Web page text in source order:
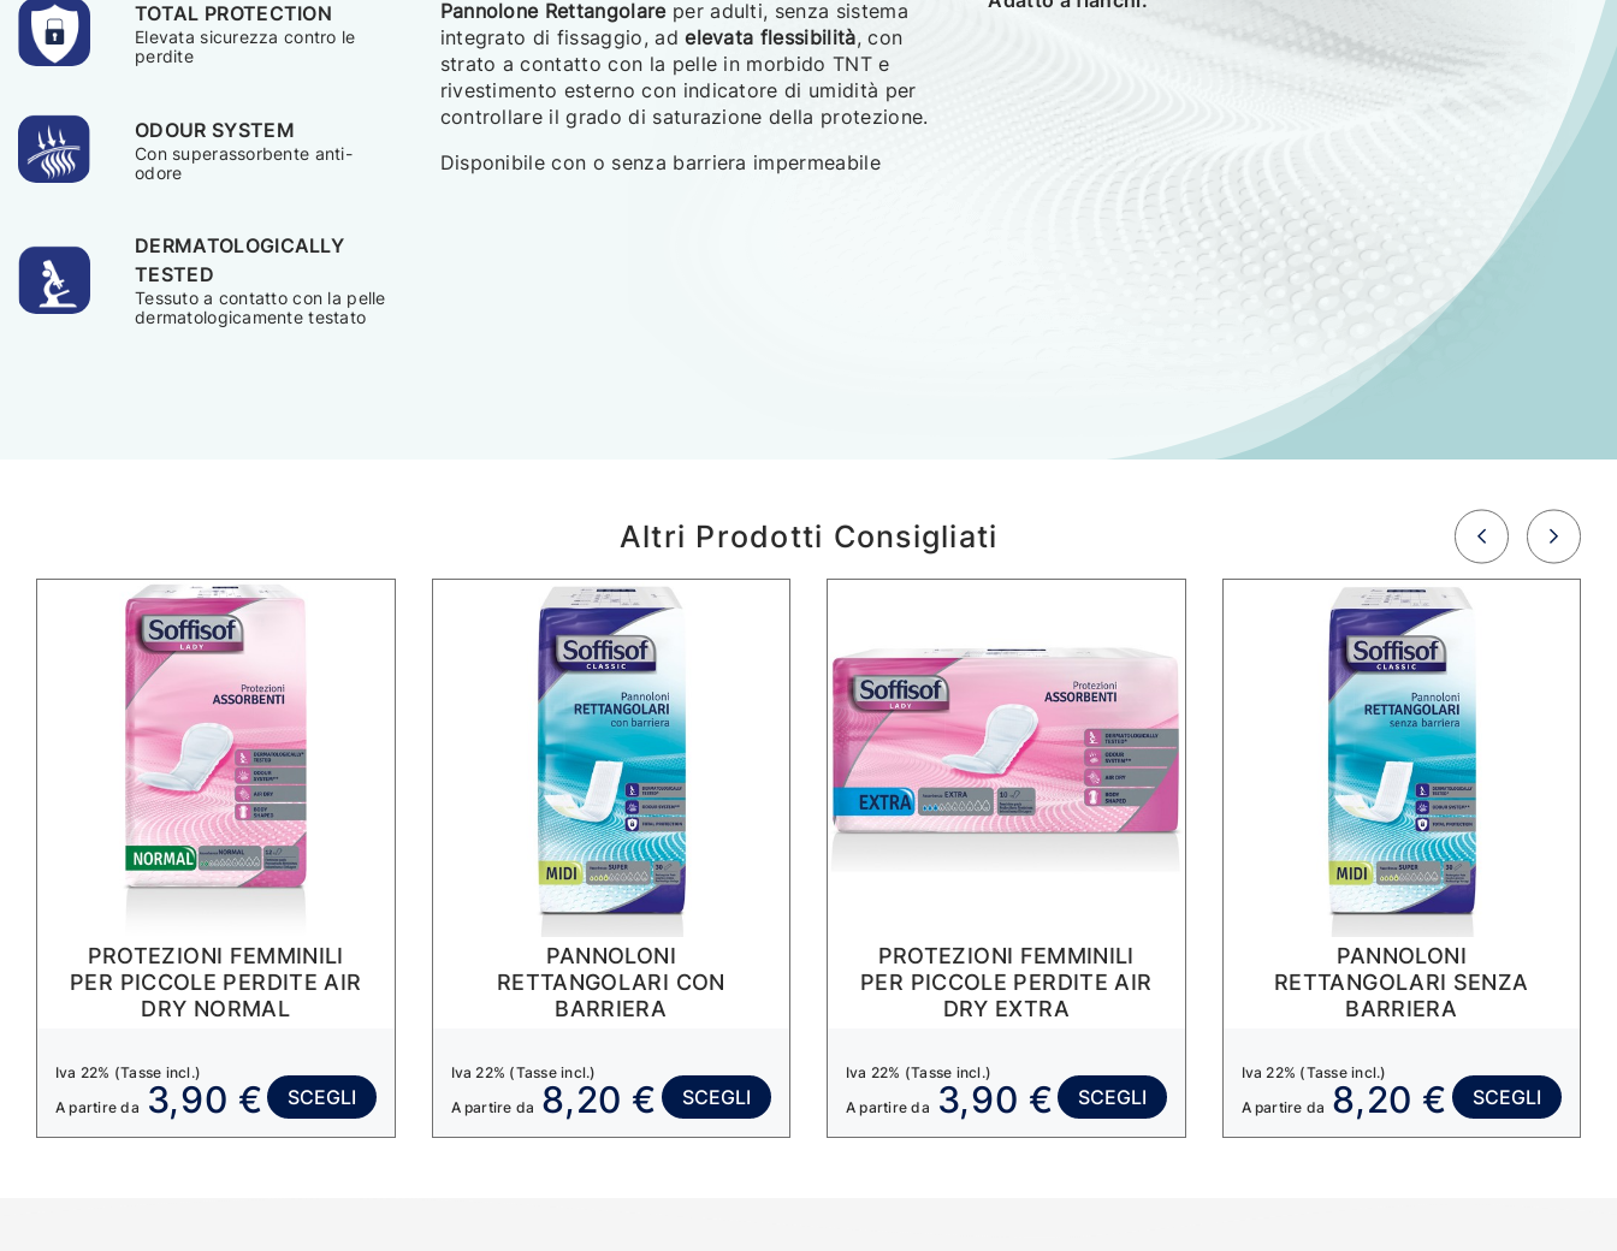
TOTAL PROTECTION
Elevata sicurezza contro le
perdite
ODOUR SYSTEM
Con superassorbente anti-
odore
DERMATOLOGICALLY
TESTED
Tessuto a contatto con la pelle
dermatologicamente testato
Pannolone Rettangolareper adulti, senza sistema
integrato di fissaggio, adelevata flessibilità, con
strato a contatto con la pelle in morbido TNT e
rivestimento esterno con indicatore di umidità per
controllare il grado di saturazione della protezione.
Disponibile con o senza barriera impermeabile
Altri Prodotti Consigliati
PROTEZIONI FEMMINILI
PER PICCOLE PERDITE AIR
DRY NORMAL
Iva 22% (Tasse incl.)
A partire da 3,90 € SCEGLI
PANNOLONI
RETTANGOLARI CON
BARRIERA
Iva 22% (Tasse incl.)
A partire da 8,20 € SCEGLI
PROTEZIONI FEMMINILI
PER PICCOLE PERDITE AIR
DRY EXTRA
Iva 22% (Tasse incl.)
A partire da 3,90 € SCEGLI
PANNOLONI
RETTANGOLARI SENZA
BARRIERA
Iva 22% (Tasse incl.)
A partire da 8,20 € SCEGLI